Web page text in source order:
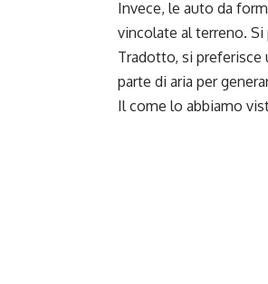
Invece, le auto da
vincolate al terreno.
Tradotto, si preferisce
parte di aria per
Il come lo abbiamo